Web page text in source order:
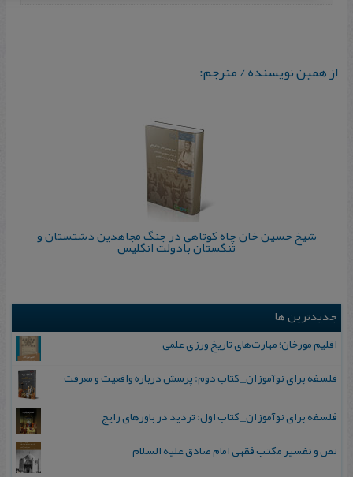
از همین نویسنده / مترجم:
شیخ‌ حسین‌ خان‌ چاه‌ کوتاهی‌ در جنگ‌ مجاهدین‌ دشتستان‌ و
تنگستان‌ بادولت‌ انگلیس‌
جدیدترین ها
اقلیم مورخان؛ مهارت‌های تاریخ ورزی علمی
فلسفه برای نوآموزان_ کتاب دوم: پرسش درباره واقعیت و معرفت
فلسفه برای نوآموزان_ کتاب اول: تردید در باورهای رایج
نص و تفسیر مکتب فقهی امام صادق علیه السلام